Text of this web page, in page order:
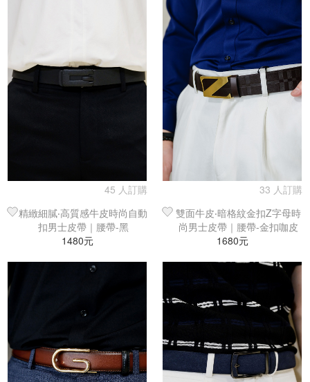
45 人訂購
精緻細膩‧高質感牛皮時尚自動
扣男士皮帶｜腰帶-黑
1480元
33 人訂購
雙面牛皮‧暗格紋金扣Z字母時
尚男士皮帶｜腰帶-金扣咖皮
1680元